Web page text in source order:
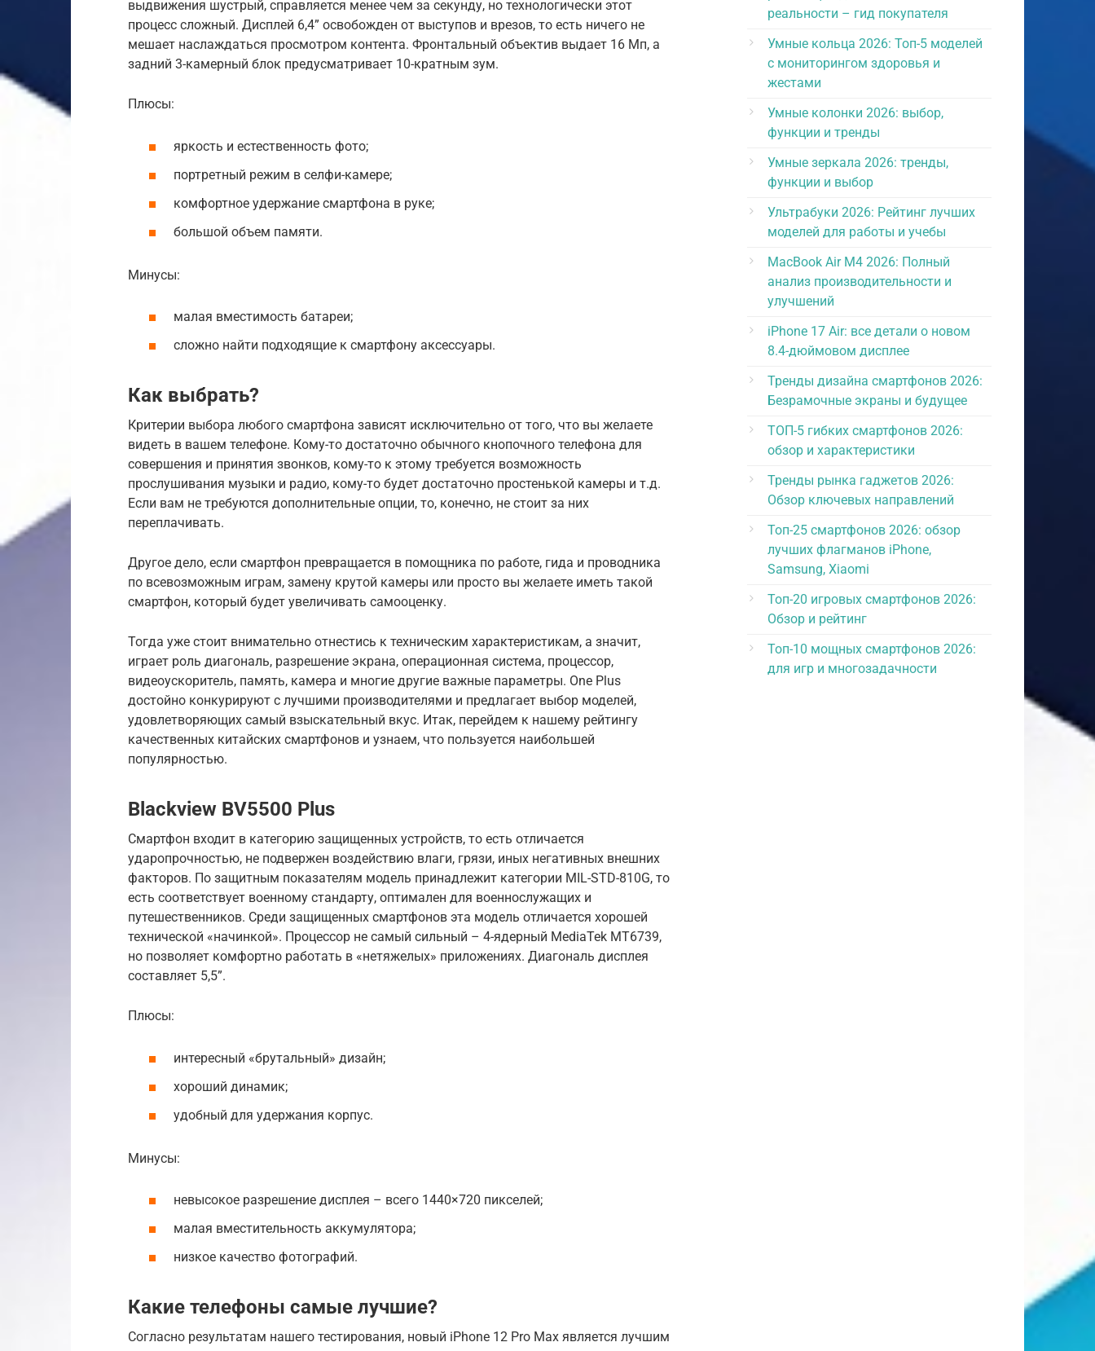
выдвижения шустрый, справляется менее чем за секунду, но технологически этот
процесс сложный. Дисплей 6,4” освобожден от выступов и врезов, то есть ничего не
мешает наслаждаться просмотром контента. Фронтальный объектив выдает 16 Мп, а
задний 3-камерный блок предусматривает 10-кратным зум.
Плюсы:
яркость и естественность фото;
портретный режим в селфи-камере;
комфортное удержание смартфона в руке;
большой объем памяти.
Минусы:
малая вместимость батареи;
сложно найти подходящие к смартфону аксессуары.
Как выбрать?
Критерии выбора любого смартфона зависят исключительно от того, что вы желаете
видеть в вашем телефоне. Кому-то достаточно обычного кнопочного телефона для
совершения и принятия звонков, кому-то к этому требуется возможность
прослушивания музыки и радио, кому-то будет достаточно простенькой камеры и т.д.
Если вам не требуются дополнительные опции, то, конечно, не стоит за них
переплачивать.
Другое дело, если смартфон превращается в помощника по работе, гида и проводника
по всевозможным играм, замену крутой камеры или просто вы желаете иметь такой
смартфон, который будет увеличивать самооценку.
Тогда уже стоит внимательно отнестись к техническим характеристикам, а значит,
играет роль диагональ, разрешение экрана, операционная система, процессор,
видеоускоритель, память, камера и многие другие важные параметры. One Plus
достойно конкурируют с лучшими производителями и предлагает выбор моделей,
удовлетворяющих самый взыскательный вкус. Итак, перейдем к нашему рейтингу
качественных китайских смартфонов и узнаем, что пользуется наибольшей
популярностью.
Blackview BV5500 Plus
Смартфон входит в категорию защищенных устройств, то есть отличается
ударопрочностью, не подвержен воздействию влаги, грязи, иных негативных внешних
факторов. По защитным показателям модель принадлежит категории MIL-STD-810G, то
есть соответствует военному стандарту, оптимален для военнослужащих и
путешественников. Среди защищенных смартфонов эта модель отличается хорошей
технической «начинкой». Процессор не самый сильный – 4-ядерный MediaTek MT6739,
но позволяет комфортно работать в «нетяжелых» приложениях. Диагональ дисплея
составляет 5,5”.
Плюсы:
интересный «брутальный» дизайн;
хороший динамик;
удобный для удержания корпус.
Минусы:
невысокое разрешение дисплея – всего 1440×720 пикселей;
малая вместительность аккумулятора;
низкое качество фотографий.
Какие телефоны самые лучшие?
Согласно результатам нашего тестирования, новый iPhone 12 Pro Max является лучшим
реальности – гид покупателя
Умные кольца 2026: Топ-5 моделей
с мониторингом здоровья и
жестами
Умные колонки 2026: выбор,
функции и тренды
Умные зеркала 2026: тренды,
функции и выбор
Ультрабуки 2026: Рейтинг лучших
моделей для работы и учебы
MacBook Air M4 2026: Полный
анализ производительности и
улучшений
iPhone 17 Air: все детали о новом
8.4-дюймовом дисплее
Тренды дизайна смартфонов 2026:
Безрамочные экраны и будущее
ТОП-5 гибких смартфонов 2026:
обзор и характеристики
Тренды рынка гаджетов 2026:
Обзор ключевых направлений
Топ-25 смартфонов 2026: обзор
лучших флагманов iPhone,
Samsung, Xiaomi
Топ-20 игровых смартфонов 2026:
Обзор и рейтинг
Топ-10 мощных смартфонов 2026:
для игр и многозадачности